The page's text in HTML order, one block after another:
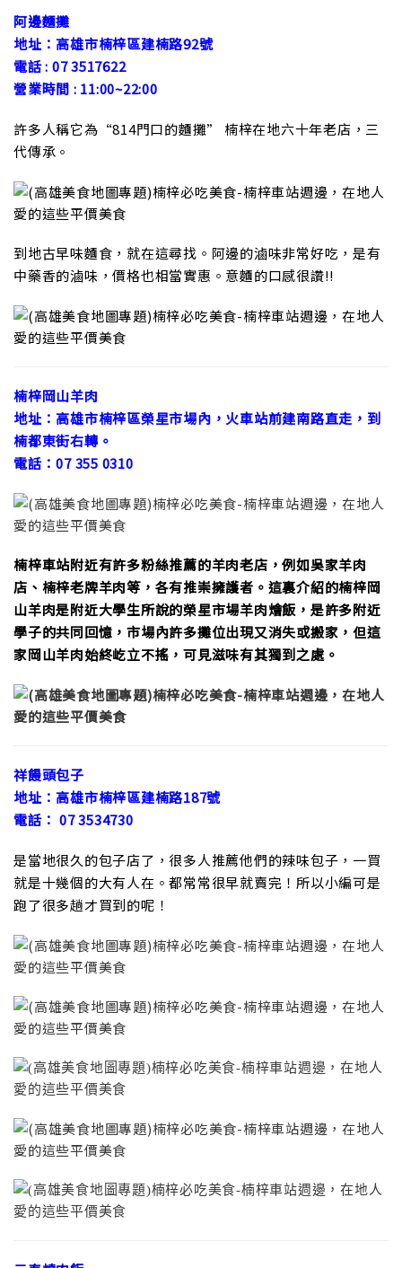
阿邊麵攤
地址：高雄市楠梓區建楠路92號
電話 : 07 3517622
營業時間 : 11:00~22:00
許多人稱它為“814門口的麵攤” 楠梓在地六十年老店，三
代傳承。
到地古早味麵食，就在這尋找。阿邊的滷味非常好吃，是有
中藥香的滷味，價格也相當實惠。意麵的口感很讚!!
楠梓岡山羊肉
地址：高雄市楠梓區榮星市場內，火車站前建南路直走，到
楠都東街右轉。
電話：07 355 0310
楠梓車站附近有許多粉絲推薦的羊肉老店，例如吳家羊肉
店、楠梓老牌羊肉等，各有推崇擁護者。這裏介紹的楠梓岡
山羊肉是附近大學生所說的榮星市場羊肉燴飯，是許多附近
學子的共同回憶，市場內許多攤位出現又消失或搬家，但這
家岡山羊肉始終屹立不搖，可見滋味有其獨到之處。
祥饅頭包子
地址：高雄市楠梓區建楠路187號
電話： 07 3534730
是當地很久的包子店了，很多人推薦他們的辣味包子，一買
就是十幾個的大有人在。都常常很早就賣完！所以小編可是
跑了很多趟才買到的呢！